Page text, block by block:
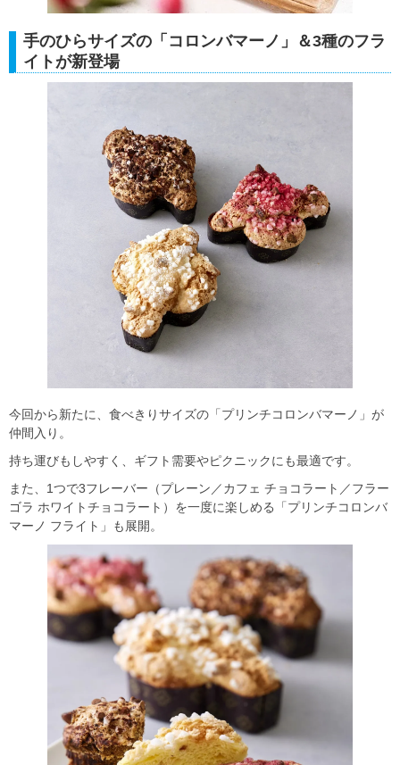
手のひらサイズの「コロンバマーノ」＆3種のフラ
イトが新登場
今回から新たに、食べきりサイズの「プリンチコロンバマーノ」が
仲間入り。
持ち運びもしやすく、ギフト需要やピクニックにも最適です。
また、1つで3フレーバー（プレーン／カフェ チョコラート／フラー
ゴラ ホワイトチョコラート）を一度に楽しめる「プリンチコロンバ
マーノ フライト」も展開。